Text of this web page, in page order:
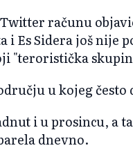
računu
i Es Sidera još nije
"teroristička
u kojeg često
i u prosincu, a
dnevno.